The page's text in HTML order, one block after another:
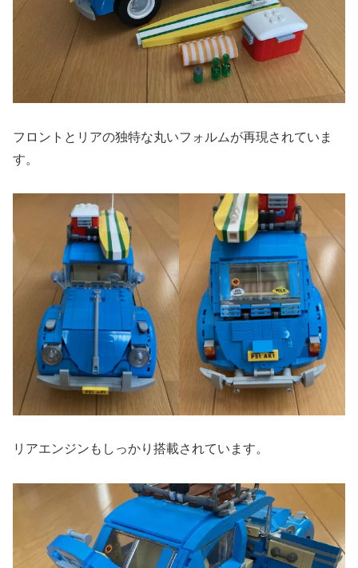
フロントとリアの独特な丸いフォルムが再現されていま
す。
リアエンジンもしっかり搭載されています。